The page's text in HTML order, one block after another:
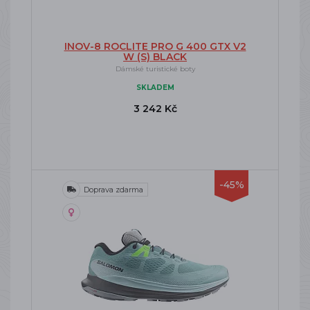
INOV-8 ROCLITE PRO G 400 GTX V2
W (S) BLACK
Dámské turistické boty
SKLADEM
3 242 Kč
-45%
Doprava zdarma